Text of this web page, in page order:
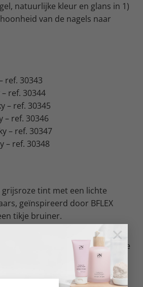
×
natuurlijke kleur en glans in 1)
van de nagels naar
ref. 30343
– ref. 30344
– ref. 30345
– ref. 30346
– ref. 30347
– ref. 30348
grijsroze tint met een lichte
geïnspireerd door BFLEX
tikje bruiner.
met een verfrissende koele
de ijzige lucht van een heldere
kleur omarmt het contrast van
wat zorgt voor een unieke,